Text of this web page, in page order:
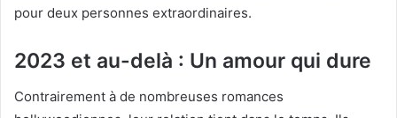
pour deux personnes extraordinaires.
2023 et au-delà : Un amour qui dure
Contrairement à de nombreuses romances